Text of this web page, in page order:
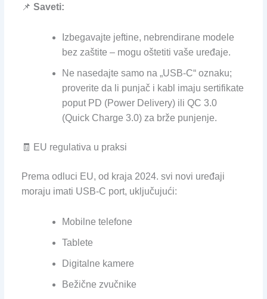
📌 Saveti:
Izbegavajte jeftine, nebrendirane modele
bez zaštite – mogu oštetiti vaše uređaje.
Ne nasedajte samo na „USB-C“ oznaku;
proverite da li punjač i kabl imaju sertifikate
poput PD (Power Delivery) ili QC 3.0
(Quick Charge 3.0) za brže punjenje.
🧾 EU regulativa u praksi
Prema odluci EU, od kraja 2024. svi novi uređaji
moraju imati USB-C port, uključujući:
Mobilne telefone
Tablete
Digitalne kamere
Bežične zvučnike